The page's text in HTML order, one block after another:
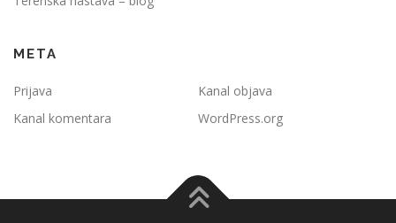
META
Prijava
Kanal objava
Kanal komentara
WordPress.org